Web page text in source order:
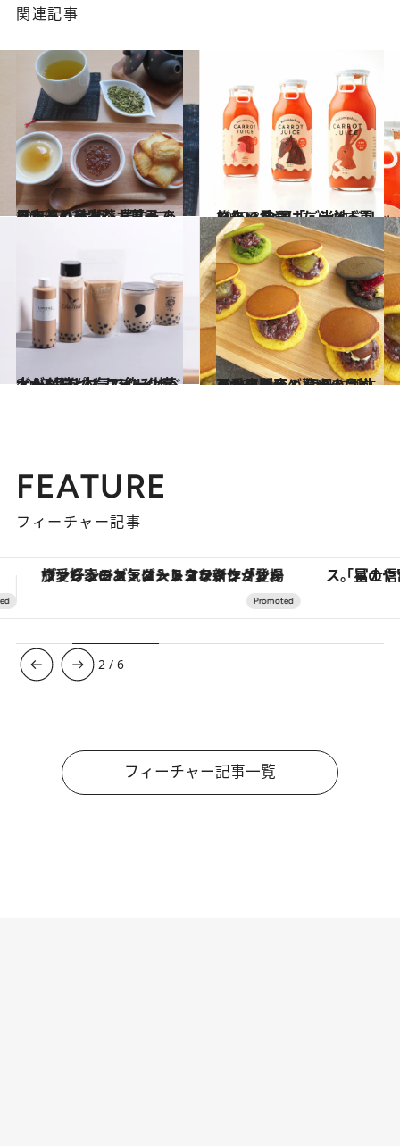
関連記事
2018.11.25
日本茶と多彩なお菓子でほっこり 大阪・豊中にある和みの日本茶カフェ
グルメ 2020.3.7
旅先で見つけたら必ず買いたい 全国「ご当地ドリンク」10選
グルメ
2019.4.7
大人なタピオカミルクティーが続々！ スイーツ芸人が5品を本気で飲み比べ
グルメ 2018.1.14
可愛すぎるどらやきはやみつき必至！ 伊丹に誕生した専門店の驚きの品揃え
グルメ
FEATURE
フィーチャー記事
「星のや富士」でデジタルデトックス。冨士信仰の歴史を辿り、心身を調える。 【銀座で出合う最旬美容】美髪ケアや上質
3 /6
フィーチャー記事一覧